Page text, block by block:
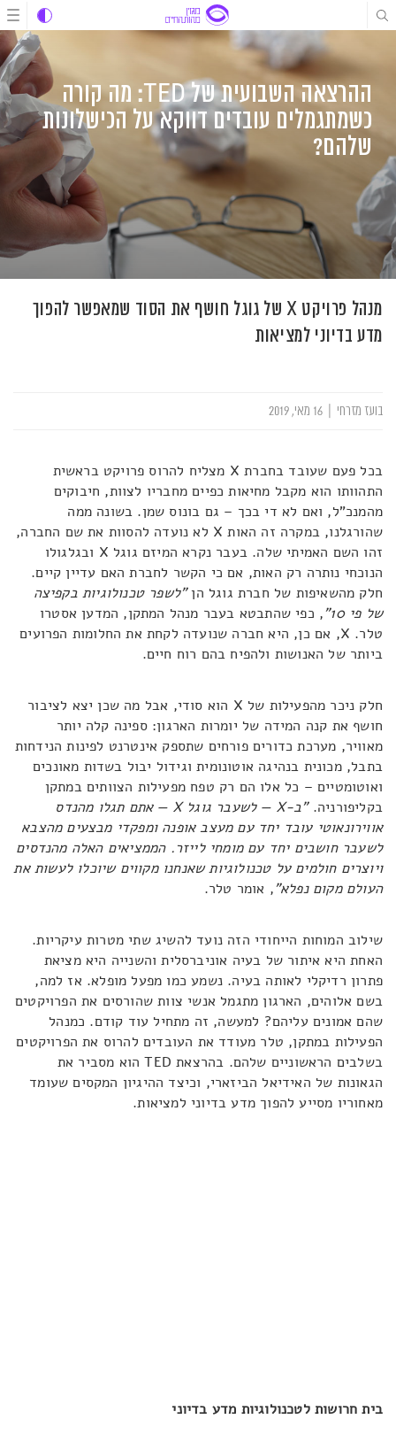
דלג
לתוכן
דלג
דלג
ההרצאה השבועית של TED: מה קורה
כשמתגמלים עובדים דווקא על הכישלונות
שלהם?
מנהל פרויקט X של גוגל חושף את הסוד שמאפשר להפוך
מדע בדיוני למציאות
בועז מזרחי
בכל פעם שעובד בחברת X מצליח להרוס פרויקט בראשית
התהוותו הוא מקבל מחיאות כפיים מחבריו לצוות, חיבוקים
מהמנכ"ל, ואם לא די בכך – גם בונוס שמן. בשונה ממה
שהורגלנו, במקרה זה האות X לא נועדה להסוות את שם החברה,
זהו השם האמיתי שלה. בעבר נקרא המיזם גוגל X ובגלגולו
הנוכחי נותרה רק האות, אם כי הקשר לחברת האם עדיין קיים.
חלק מהשאיפות של חברת גוגל הן"לשפר טכנולוגיות בקפיצה
של פי 10"
, כפי שהתבטא בעבר מנהל המתקן, המדען אסטרו
טלר. X, אם כן, היא חברה שנועדה לקחת את החלומות הפרועים
ביותר של האנושות ולהפיח בהם רוח חיים.
חלק ניכר מהפעילות של X הוא סודי, אבל מה שכן יצא לציבור
חושף את קנה המידה של יומרות הארגון: ספינה קלה יותר
מאוויר, מערכת כדורים פורחים שתספק אינטרנט לפינות הנידחות
בתבל, מכונית בנהיגה אוטונומית וגידול יבול בשדות מאונכים
ואוטומטיים – כל אלו הם רק טפח מפעילות הצוותים במתקן
בקליפורניה."ב-X — לשעבר גוגלX — אתם תגלו מהנדס
אווירונאוטי עובד יחד עם מעצב אופנה ומפקדי מבצעים מהצבא
לשעבר חושבים יחד עם מומחי לייזר. הממציאים האלה מהנדסים
ויוצרים חולמים על טכנולוגיות שאנחנו מקווים שיוכלו לעשות את
העולם מקום נפלא", אומר טלר.
שילוב המוחות הייחודי הזה נועד להשיג שתי מטרות עיקריות.
האחת היא איתור של בעיה אוניברסלית והשנייה היא מציאת
פתרון רדיקלי לאותה בעיה. נשמע כמו מפעל מופלא. אז למה,
בשם אלוהים, הארגון מתגמל אנשי צוות שהורסים את הפרויקטים
שהם אמונים עליהם? למעשה, זה מתחיל עוד קודם. כמנהל
הפעילות במתקן, טלר מעודד את העובדים להרוס את הפרויקטים
בשלבים הראשוניים שלהם. בהרצאת TED הוא מסביר את
הגאונות של האידיאל הביזארי, וכיצד ההיגיון המקסים שעומד
מאחוריו מסייע להפוך מדע בדיוני למציאות.
בית חרושות לטכנולוגיות מדע בדיוני